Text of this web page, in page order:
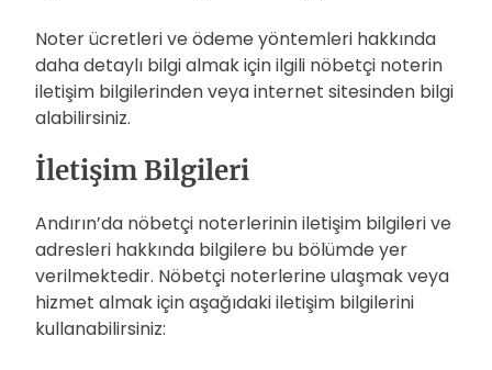
Noter ücretleri ve ödeme yöntemleri hakkında
daha detaylı bilgi almak için ilgili nöbetçi noterin
iletişim bilgilerinden veya internet sitesinden bilgi
alabilirsiniz.
İletişim Bilgileri
Andırın’da nöbetçi noterlerinin iletişim bilgileri ve
adresleri hakkında bilgilere bu bölümde yer
verilmektedir. Nöbetçi noterlerine ulaşmak veya
hizmet almak için aşağıdaki iletişim bilgilerini
kullanabilirsiniz: